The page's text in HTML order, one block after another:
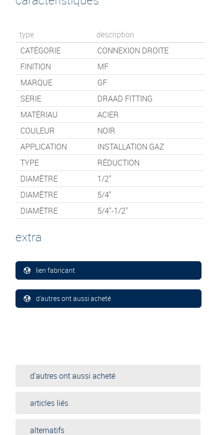
type
description
CATÉGORIE
CONNEXION DROITE
FINITION
MF
MARQUE
GF
SERIE
DRAAD FITTING
MATÉRIAU
ACIER
COULEUR
NOIR
APPLICATION
INSTALLATION GAZ
TYPE
RÉDUCTION
DIAMÈTRE
1/2"
DIAMÈTRE
5/4"
DIAMÈTRE
5/4"-1/2"
extra
lien fabricant
d'autres ont aussi acheté
d'autres ont aussi acheté
articles liés
alternatifs